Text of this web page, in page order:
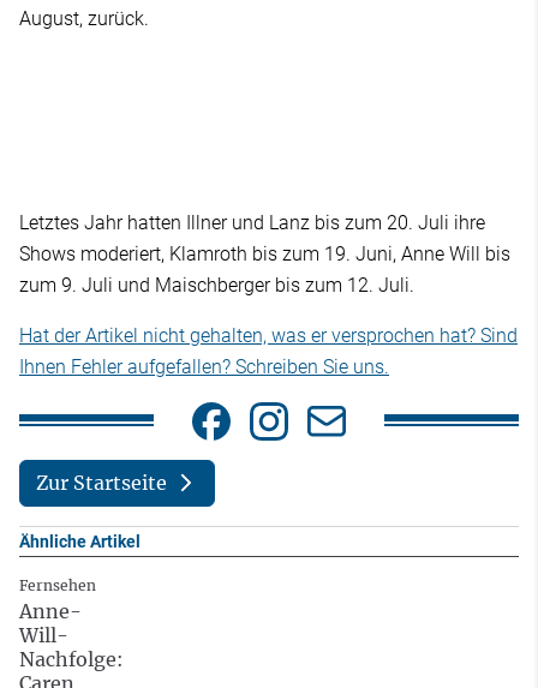
August, zurück.
Letztes Jahr hatten Illner und Lanz bis zum 20. Juli ihre
Shows moderiert, Klamroth bis zum 19. Juni, Anne Will bis
zum 9. Juli und Maischberger bis zum 12. Juli.
Hat der Artikel nicht gehalten, was er versprochen hat? Sind
Ihnen Fehler aufgefallen? Schreiben Sie uns.
Zur Startseite
Ähnliche Artikel
Fernsehen
Anne-
Will-
Nachfolge:
Caren